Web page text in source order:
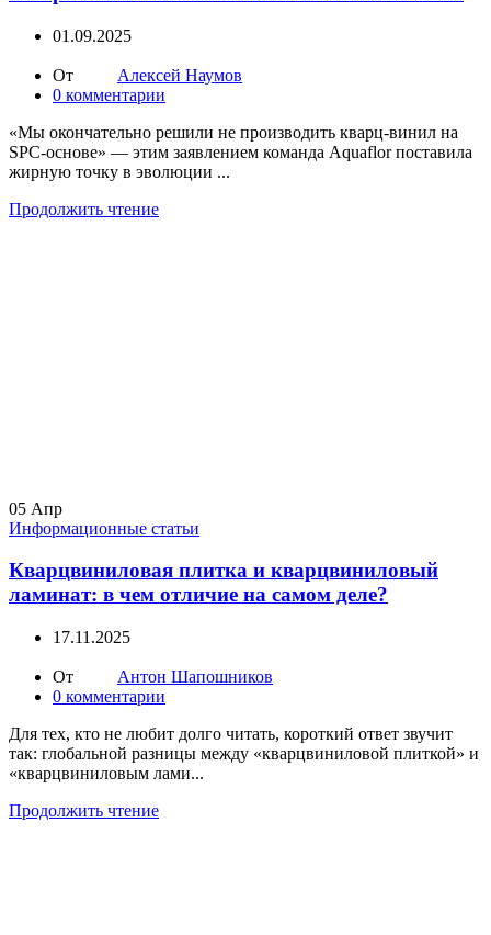
01.09.2025
От
Алексей Наумов
0 комментарии
«Мы окончательно решили не производить кварц-винил на
SPC-основе» — этим заявлением команда Aquaflor поставила
жирную точку в эволюции ...
Продолжить чтение
05 Апр
Информационные статьи
Кварцвиниловая плитка и кварцвиниловый
ламинат: в чем отличие на самом деле?
17.11.2025
От
Антон Шапошников
0 комментарии
Для тех, кто не любит долго читать, короткий ответ звучит
так: глобальной разницы между «кварцвиниловой плиткой» и
«кварцвиниловым лами...
Продолжить чтение